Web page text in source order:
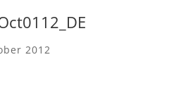
2012